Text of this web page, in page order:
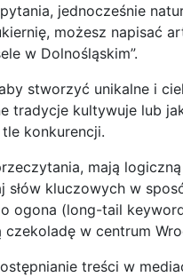
jednocześnie
możesz napisać
w Dolnośląskim”.
stworzyć unikalne i
tradycje kultywuje lub
konkurencji.
mają
kluczowych w
ogona (long-tail
w centrum
treści w